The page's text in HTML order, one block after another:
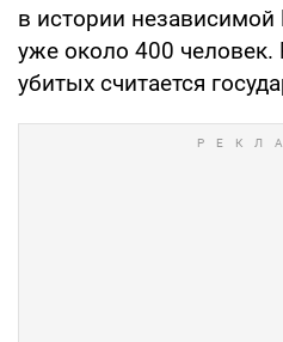
в истории независимой
уже около 400 человек.
убитых считается